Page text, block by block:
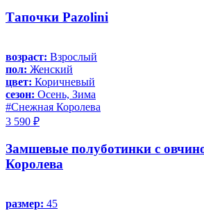
Тапочки Pazolini
возраст: Взрослый
пол: Женский
цвет: Коричневый
сезон: Осень, Зима
#Снежная Королева
3 590 ₽
Замшевые полуботинки с
Королева
размер: 45